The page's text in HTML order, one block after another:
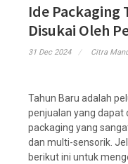
Ide Packaging
Disukai Oleh
31 Dec 2024 Citra
Tahun Baru adalah
penjualan yang
packaging yang
dan multi-sensorik.
berikut ini untuk